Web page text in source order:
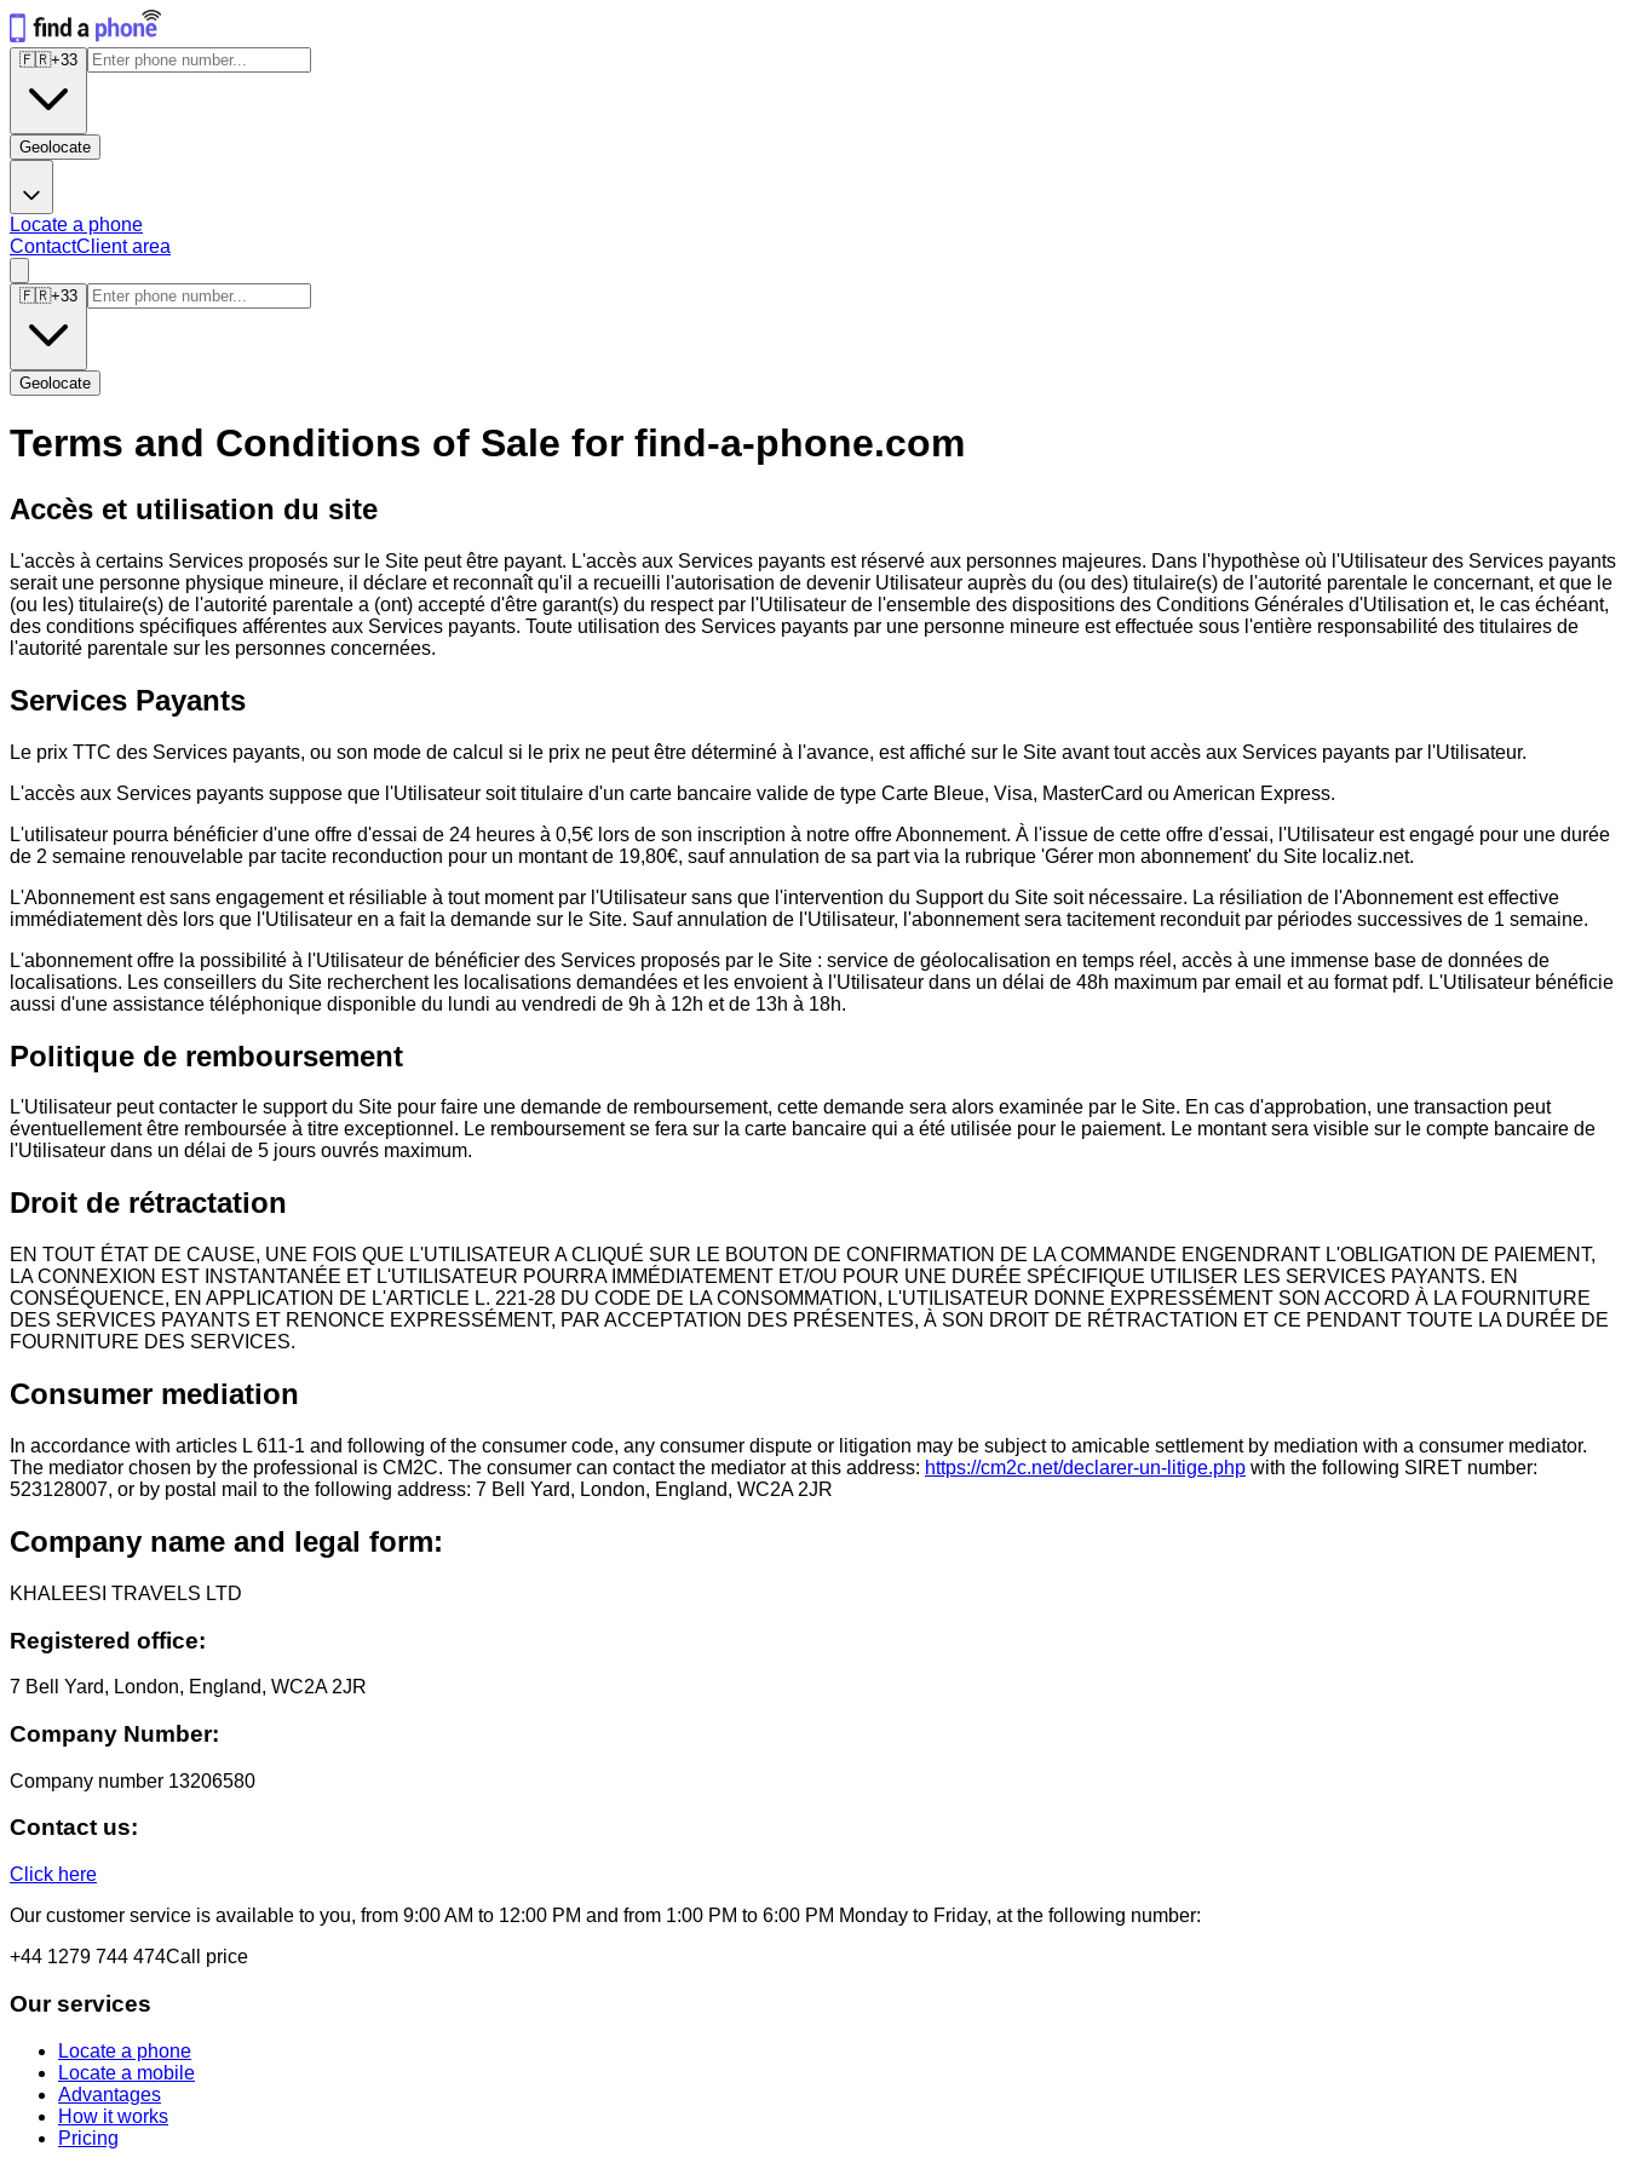
🇫🇷+33
Geolocate
Locate a phone
ContactClient area
🇫🇷+33
Geolocate
Terms and Conditions of Sale for find-a-phone.com
Accès et utilisation du site
L'accès à certains Services proposés sur le Site peut être payant. L'accès aux Services payants est réservé aux personnes majeures. Dans l'hypothèse où l'Utilisateur des Services payants
serait une personne physique mineure, il déclare et reconnaît qu'il a recueilli l'autorisation de devenir Utilisateur auprès du (ou des) titulaire(s) de l'autorité parentale le concernant, et que le
(ou les) titulaire(s) de l'autorité parentale a (ont) accepté d'être garant(s) du respect par l'Utilisateur de l'ensemble des dispositions des Conditions Générales d'Utilisation et, le cas échéant,
des conditions spécifiques afférentes aux Services payants. Toute utilisation des Services payants par une personne mineure est effectuée sous l'entière responsabilité des titulaires de
l'autorité parentale sur les personnes concernées.
Services Payants
Le prix TTC des Services payants, ou son mode de calcul si le prix ne peut être déterminé à l'avance, est affiché sur le Site avant tout accès aux Services payants par l'Utilisateur.
L'accès aux Services payants suppose que l'Utilisateur soit titulaire d'un carte bancaire valide de type Carte Bleue, Visa, MasterCard ou American Express.
L'utilisateur pourra bénéficier d'une offre d'essai de 24 heures à 0,5€ lors de son inscription à notre offre Abonnement. À l'issue de cette offre d'essai, l'Utilisateur est engagé pour une durée
de 2 semaine renouvelable par tacite reconduction pour un montant de 19,80€, sauf annulation de sa part via la rubrique 'Gérer mon abonnement' du Site localiz.net.
L'Abonnement est sans engagement et résiliable à tout moment par l'Utilisateur sans que l'intervention du Support du Site soit nécessaire. La résiliation de l'Abonnement est effective
immédiatement dès lors que l'Utilisateur en a fait la demande sur le Site. Sauf annulation de l'Utilisateur, l'abonnement sera tacitement reconduit par périodes successives de 1 semaine.
L'abonnement offre la possibilité à l'Utilisateur de bénéficier des Services proposés par le Site : service de géolocalisation en temps réel, accès à une immense base de données de
localisations. Les conseillers du Site recherchent les localisations demandées et les envoient à l'Utilisateur dans un délai de 48h maximum par email et au format pdf. L'Utilisateur bénéficie
aussi d'une assistance téléphonique disponible du lundi au vendredi de 9h à 12h et de 13h à 18h.
Politique de remboursement
L'Utilisateur peut contacter le support du Site pour faire une demande de remboursement, cette demande sera alors examinée par le Site. En cas d'approbation, une transaction peut
éventuellement être remboursée à titre exceptionnel. Le remboursement se fera sur la carte bancaire qui a été utilisée pour le paiement. Le montant sera visible sur le compte bancaire de
l'Utilisateur dans un délai de 5 jours ouvrés maximum.
Droit de rétractation
EN TOUT ÉTAT DE CAUSE, UNE FOIS QUE L'UTILISATEUR A CLIQUÉ SUR LE BOUTON DE CONFIRMATION DE LA COMMANDE ENGENDRANT L'OBLIGATION DE PAIEMENT,
LA CONNEXION EST INSTANTANÉE ET L'UTILISATEUR POURRA IMMÉDIATEMENT ET/OU POUR UNE DURÉE SPÉCIFIQUE UTILISER LES SERVICES PAYANTS. EN
CONSÉQUENCE, EN APPLICATION DE L'ARTICLE L. 221-28 DU CODE DE LA CONSOMMATION, L'UTILISATEUR DONNE EXPRESSÉMENT SON ACCORD À LA FOURNITURE
DES SERVICES PAYANTS ET RENONCE EXPRESSÉMENT, PAR ACCEPTATION DES PRÉSENTES, À SON DROIT DE RÉTRACTATION ET CE PENDANT TOUTE LA DURÉE DE
FOURNITURE DES SERVICES.
Consumer mediation
In accordance with articles L 611-1 and following of the consumer code, any consumer dispute or litigation may be subject to amicable settlement by mediation with a consumer mediator.
The mediator chosen by the professional is CM2C. The consumer can contact the mediator at this address: https://cm2c.net/declarer-un-litige.php with the following SIRET number:
523128007, or by postal mail to the following address: 7 Bell Yard, London, England, WC2A 2JR
Company name and legal form:
KHALEESI TRAVELS LTD
Registered office:
7 Bell Yard, London, England, WC2A 2JR
Company Number:
Company number 13206580
Contact us:
Click here
Our customer service is available to you, from 9:00 AM to 12:00 PM and from 1:00 PM to 6:00 PM Monday to Friday, at the following number:
+44 1279 744 474Call price
Our services
Locate a phone
Locate a mobile
Advantages
How it works
Pricing